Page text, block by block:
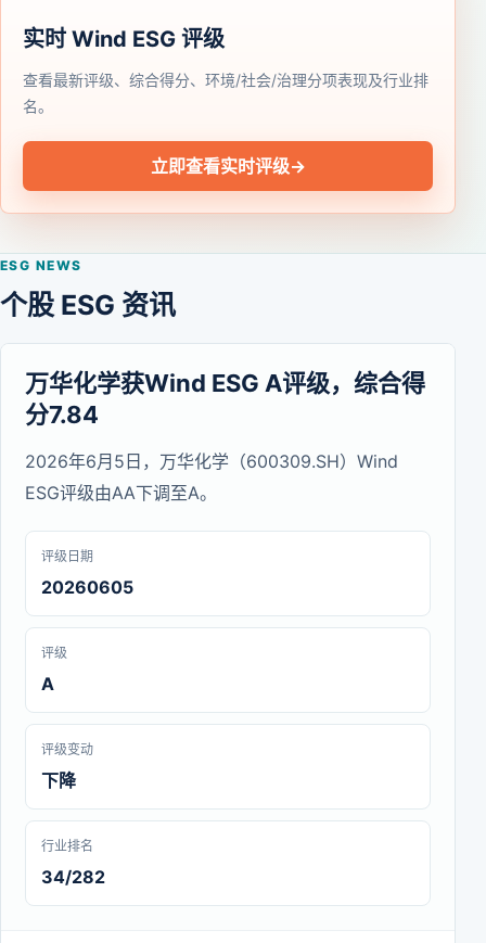
实时 Wind ESG 评级
查看最新评级、综合得分、环境/社会/治理分项表现及行业排
名。
立即查看实时评级→
ESG NEWS
个股 ESG 资讯
万华化学获Wind ESG A评级，综合得
分7.84
2026年6月5日，万华化学（600309.SH）Wind
ESG评级由AA下调至A。
评级日期
20260605
评级
A
评级变动
下降
行业排名
34/282